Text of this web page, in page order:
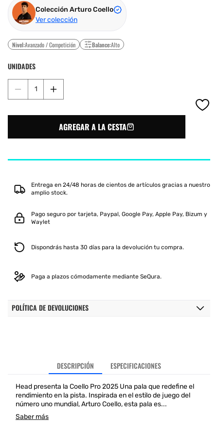
Colección Arturo Coello
Ver colección
Nivel:Avanzado / Competición Balance:Alto
UNIDADES
Reducir
cantidad
PRO
Aumentar
cantidad
COELLO
PRO
AGREGAR A LA CESTA
Entrega en 24/48 horas de cientos de artículos gracias a nuestro
amplio stock.
Pago seguro por tarjeta, Paypal, Google Pay, Apple Pay, Bizum y
Waylet
Dispondrás hasta 30 días para la devolución tu compra.
Paga a plazos cómodamente mediante SeQura.
POLÍTICA DE DEVOLUCIONES
DESCRIPCIÓN ESPECIFICACIONES
Head presenta la Coello Pro 2025 Una pala que redefine el
rendimiento en la pista. Inspirada en el estilo de juego del
número uno mundial, Arturo Coello, esta pala es...
Saber más